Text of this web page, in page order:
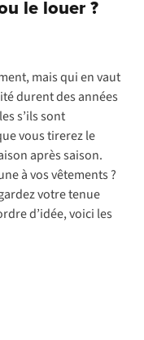
le louer ?
mais qui en vaut
durent des années
s’ils sont
vous tirerez le
après saison.
à vos vêtements ?
votre tenue
d’idée, voici les